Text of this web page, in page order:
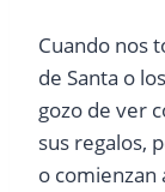
Cuando nos
de Santa o
gozo de ver
sus regalos,
o comienzan